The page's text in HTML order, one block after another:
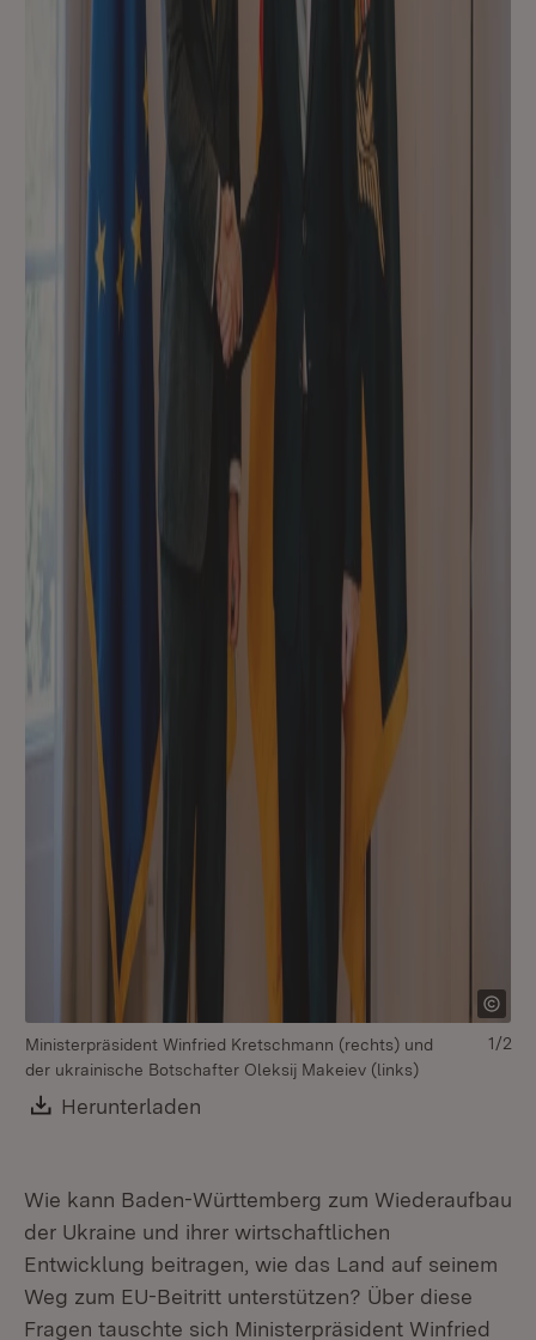
Ministerpräsident Winfried Kretschmann (rechts) und
der ukrainische Botschafter Oleksij Makeiev (links)
Download:
Herunterladen
1/2
Wie kann Baden-Württemberg zum Wiederaufbau
der Ukraine und ihrer wirtschaftlichen
Entwicklung beitragen, wie das Land auf seinem
Weg zum EU-Beitritt unterstützen? Über diese
Fragen tauschte sich Ministerpräsident Winfried